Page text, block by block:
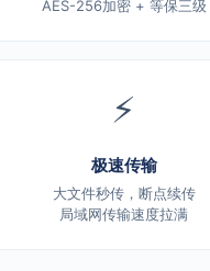
AES-256加密 + 等保三级
⚡
极速传输
大文件秒传，断点续传
局域网传输速度拉满